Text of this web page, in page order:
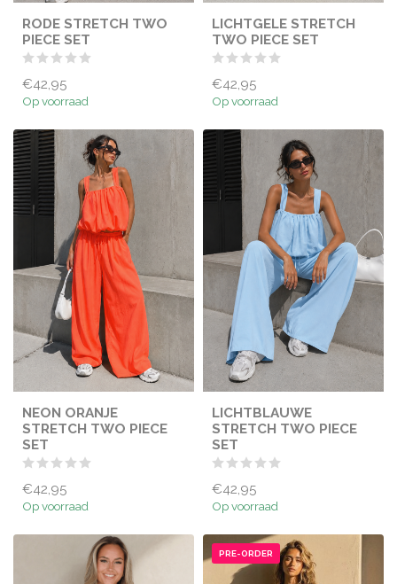
RODE STRETCH TWO
PIECE SET
€42,95
Op voorraad
LICHTGELE STRETCH
TWO PIECE SET
€42,95
Op voorraad
NEON ORANJE
STRETCH TWO PIECE
SET
€42,95
Op voorraad
LICHTBLAUWE
STRETCH TWO PIECE
SET
€42,95
Op voorraad
PRE-ORDER